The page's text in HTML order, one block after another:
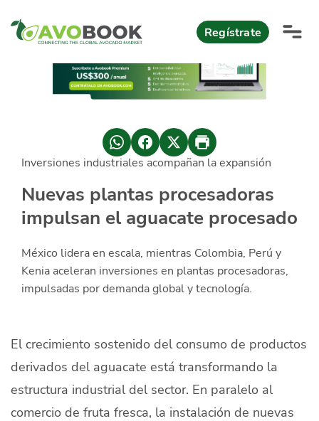
Regístrate
AvoReports
AvoMagazine
AvoEvents
Iniciar Sesión
Productores
Mercados
Inversiones industriales acompañan la expansión
Nuevas plantas procesadoras
impulsan el aguacate procesado
México lidera en escala, mientras Colombia, Perú y
Kenia aceleran inversiones en plantas procesadoras,
impulsadas por demanda global y tecnología.
El crecimiento sostenido del consumo de productos
derivados del aguacate está transformando la
estructura industrial del sector. En paralelo al
comercio de fruta fresca, la instalación de nuevas